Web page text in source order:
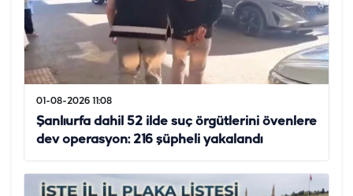
01-08-2026 11:08
Şanlıurfa dahil 52 ilde suç örgütlerini övenlere
dev operasyon: 216 şüpheli yakalandı